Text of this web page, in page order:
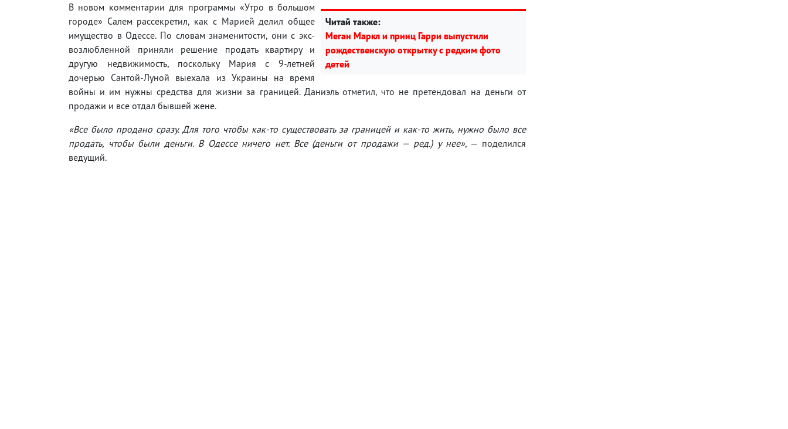
Читай также:
Меган Маркл и принц Гарри выпустили
рождественскую открытку с редким фото
детей
В новом комментарии для программы «Утро в большом
городе» Салем рассекретил, как с Марией делил общее
имущество в Одессе. По словам знаменитости, они с экс-
возлюбленной приняли решение продать квартиру и
другую недвижимость, поскольку Мария с 9-летней
дочерью Сантой-Луной выехала из Украины на время
войны и им нужны средства для жизни за границей. Даниэль отметил, что не претендовал на деньги от
продажи и все отдал бывшей жене.
«Все было продано сразу. Для того чтобы как-то существовать за границей и как-то жить, нужно было все
продать, чтобы были деньги. В Одессе ничего нет. Все (деньги от продажи — ред.) у нее», — поделился
ведущий.